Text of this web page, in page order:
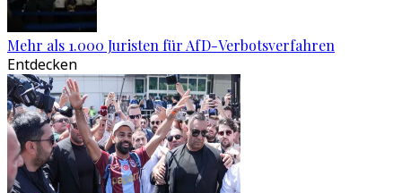
Mehr als 1.000 Juristen für AfD-Verbotsverfahren
Entdecken